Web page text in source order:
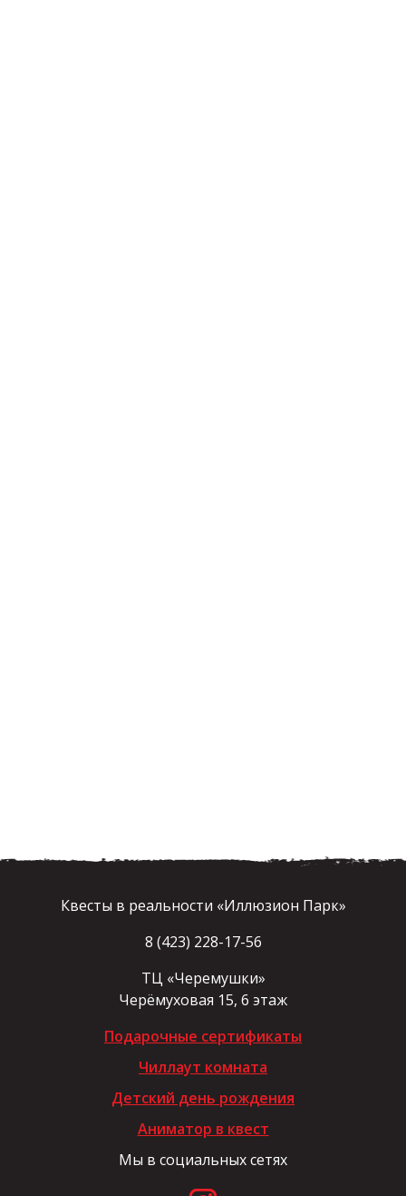
Квесты в реальности «Иллюзион Парк»
8 (423) 228-17-56
ТЦ «Черемушки»
Черёмуховая 15, 6 этаж
Подарочные сертификаты
Чиллаут комната
Детский день рождения
Аниматор в квест
Мы в социальных сетях